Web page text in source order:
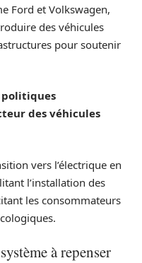
Ford et Volkswagen,
des véhicules
pour soutenir
politiques
des véhicules
vers l’électrique en
l’installation des
les consommateurs
à repenser